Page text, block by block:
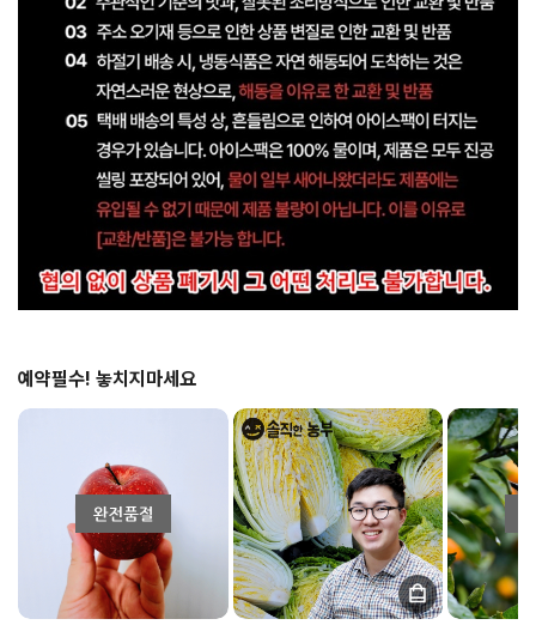
예약필수! 놓치지마세요